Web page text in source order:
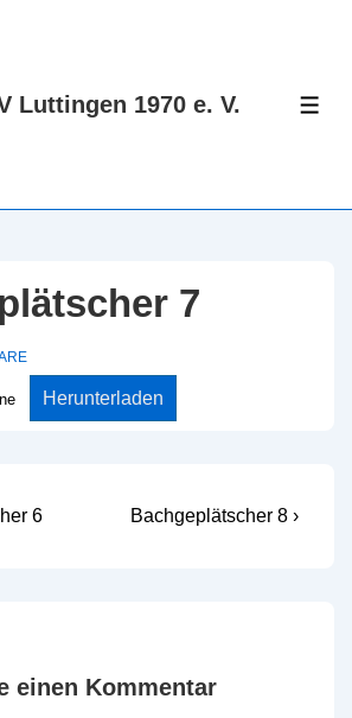
Luttingen 1970 e. V.
7
Herunterladen
6
Nächster
Bachgeplätscher 8 ›
einen Kommentar